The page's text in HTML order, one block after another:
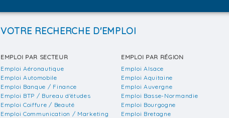
VOTRE RECHERCHE D'EMPLOI
EMPLOI PAR SECTEUR
Emploi Aéronautique
Emploi Automobile
Emploi Banque / Finance
Emploi BTP / Bureau d'études
Emploi Coiffure / Beauté
Emploi Communication / Marketing
EMPLOI PAR RÉGION
Emploi Alsace
Emploi Aquitaine
Emploi Auvergne
Emploi Basse-Normandie
Emploi Bourgogne
Emploi Bretagne